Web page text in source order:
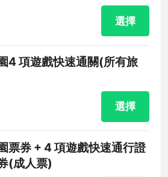
選擇
4 項遊戲快速通關(所有旅
選擇
票券 + 4 項遊戲快速通行證
(成人票)